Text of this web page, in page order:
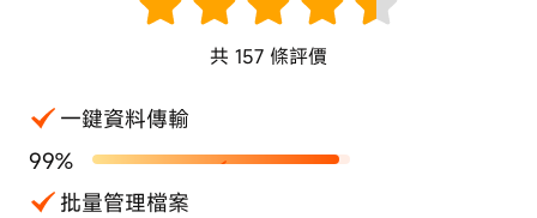
共 157 條評價
一鍵資料傳輸
99%
批量管理檔案